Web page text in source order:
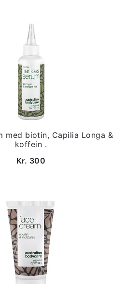
med biotin, Capilia Longa &
koffein .
Kr. 300